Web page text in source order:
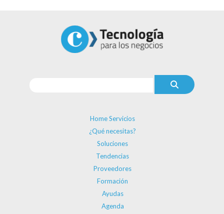
Home Servicios
¿Qué necesitas?
Soluciones
Tendencias
Proveedores
Formación
Ayudas
Agenda